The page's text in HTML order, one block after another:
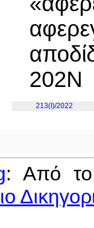
202Ν
213(I)/2022
: Από